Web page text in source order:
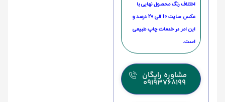
اختلاف رنگ محصول نهایی با
عکس سایت 10 الی 20 درصد و
این امر در خدمات چاپ طبیعی
است.
مشاوره رایگان
09193768199